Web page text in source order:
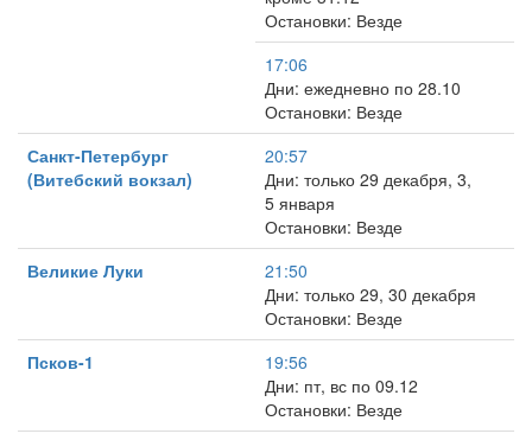
Остановки: Везде
17:06
Дни: ежедневно по 28.10
Остановки: Везде
Санкт-Петербург
(Витебский вокзал)
20:57
Дни: только 29 декабря, 3,
5 января
Остановки: Везде
Великие Луки
21:50
Дни: только 29, 30 декабря
Остановки: Везде
Псков-1
19:56
Дни: пт, вс по 09.12
Остановки: Везде